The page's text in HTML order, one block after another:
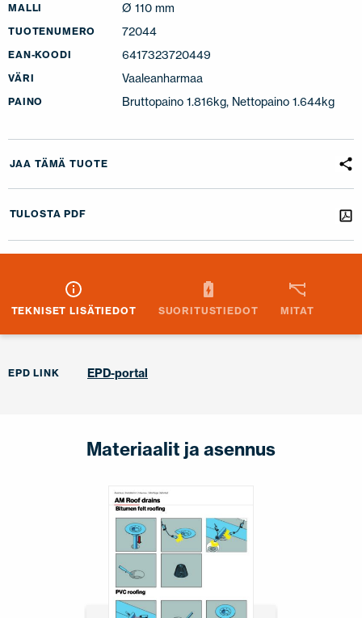
MALLI Ø 110 mm
TUOTENUMERO 72044
EAN-KOODI 6417323720449
VÄRI Vaaleanharmaa
PAINO Bruttopaino 1.816kg, Nettopaino 1.644kg
JAA TÄMÄ TUOTE
TULOSTA PDF
TEKNISET LISÄTIEDOT SUORITUSTIEDOT MITAT
EPD LINK EPD-portal
Materiaalit ja asennus